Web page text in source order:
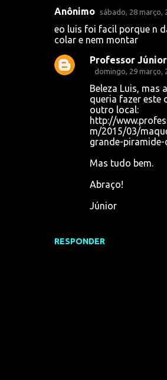
Anônimo sábado, 28 março,
eo luis foi facil porque n
colar e nem montar
RESPONDER
Professor
domingo, 29 março,
Beleza Luis, mas
queria fazer este
outro local:
http://
m/2015/03/
grande-piramide-
Mas tudo bem.
Abraço!
Júnior